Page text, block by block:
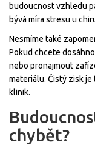
budoucnost vzhledu
bývá míra stresu u
Nesmíme také
Pokud chcete
nebo pronajmout
materiálu. Čistý zisk
klinik.
chybět?